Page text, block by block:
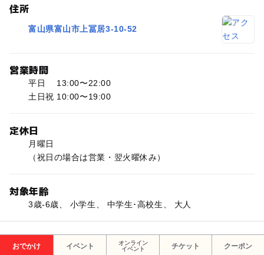
住所
富山県富山市上冨居3-10-52
営業時間
平日 13:00〜22:00
土日祝 10:00〜19:00
定休日
月曜日
（祝日の場合は営業・翌火曜休み）
対象年齢
3歳-6歳、 小学生、 中学生･高校生、 大人
おでかけ イベント
オンライン
イベント
チケット クーポン